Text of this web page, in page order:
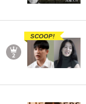
SCOOP!